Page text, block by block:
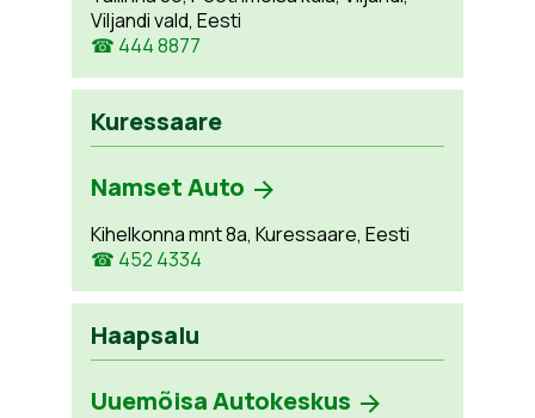
Viljandi vald, Eesti
☎ 444 8877
Kuressaare
Namset Auto
Kihelkonna mnt 8a, Kuressaare, Eesti
☎ 452 4334
Haapsalu
Uuemõisa Autokeskus